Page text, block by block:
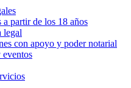
a partir de los 18 años
legal
con apoyo y poder notarial
eventos